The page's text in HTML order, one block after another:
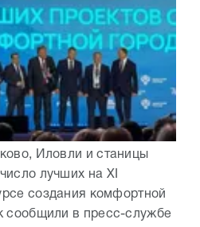
Иловли и станицы
лучших на XI
создания комфортной
сообщили в пресс-службе